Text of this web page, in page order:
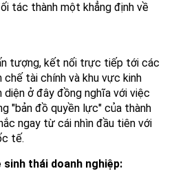
tác thành một khẳng định về
tượng, kết nối trực tiếp tới các
chế tài chính và khu vực kinh
diện ở đây đồng nghĩa với việc
"bản đồ quyền lực" của thành
ngay từ cái nhìn đầu tiên với
tế.
sinh thái doanh nghiệp: